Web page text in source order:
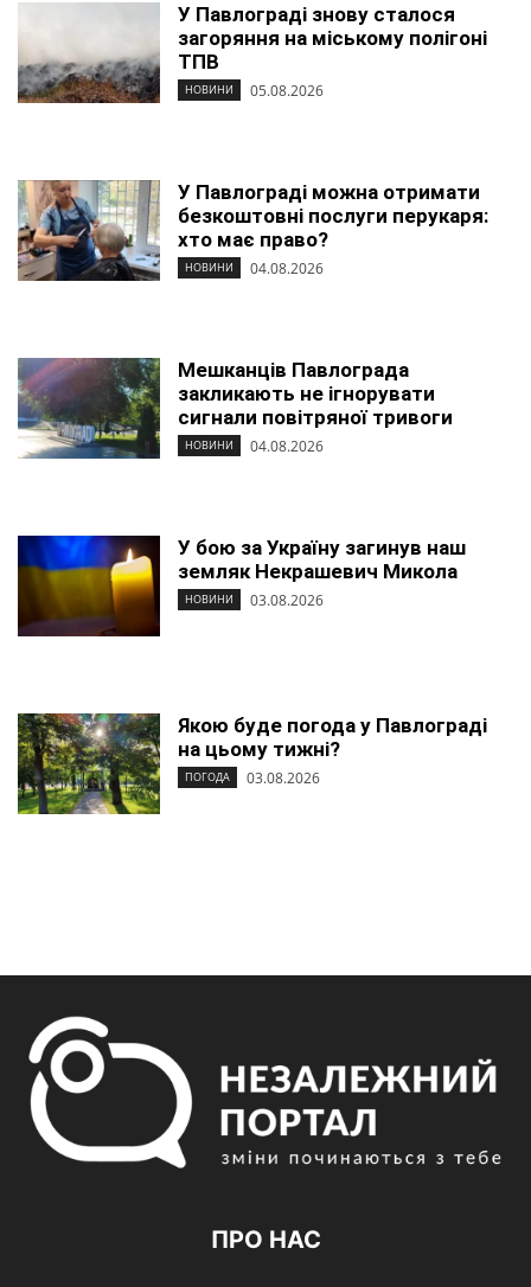
У Павлограді знову сталося
загоряння на міському полігоні
ТПВ
НОВИНИ 05.08.2026
У Павлограді можна отримати
безкоштовні послуги перукаря:
хто має право?
НОВИНИ 04.08.2026
Мешканців Павлограда
закликають не ігнорувати
сигнали повітряної тривоги
НОВИНИ 04.08.2026
У бою за Україну загинув наш
земляк Некрашевич Микола
НОВИНИ 03.08.2026
Якою буде погода у Павлограді
на цьому тижні?
ПОГОДА 03.08.2026
ПРО НАС